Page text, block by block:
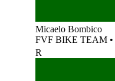
Micaelo Bombico
FVF BIKE TEAM •
R